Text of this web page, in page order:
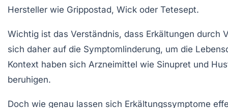
Hersteller wie Grippostad, Wick oder Tetesept.
Wichtig ist das Verständnis, dass Erkältungen durch
sich daher auf die Symptomlinderung, um die
Kontext haben sich Arzneimittel wie Sinupret und
beruhigen.
Doch wie genau lassen sich Erkältungssymptome